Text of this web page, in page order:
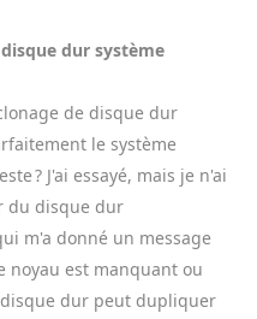
dur système
de disque dur
le système
? J'ai essayé, mais je n'ai
du disque dur
m'a donné un message
est manquant ou
dur peut dupliquer